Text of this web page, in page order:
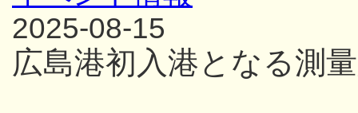
2025-08-15
広島港初入港となる測